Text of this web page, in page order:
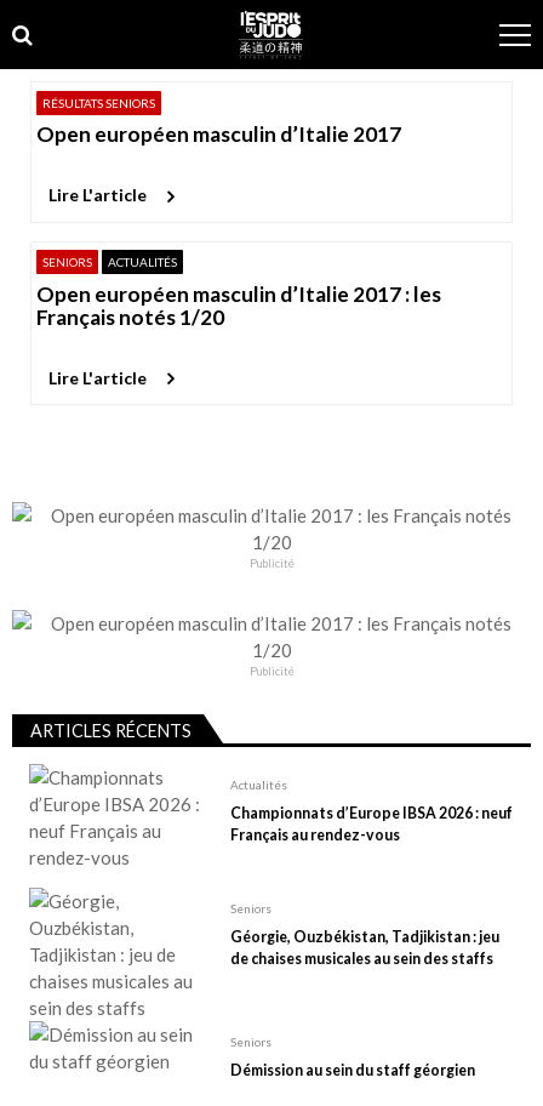
to
navigation
to
content
RÉSULTATS SENIORS
Open européen masculin d’Italie 2017
Lire L'article
SENIORS ACTUALITÉS
Open européen masculin d’Italie 2017 : les
Français notés 1/20
Lire L'article
Publicité
Publicité
ARTICLES RÉCENTS
Actualités
Championnats d’Europe IBSA 2026 : neuf
Français au rendez-vous
Seniors
Géorgie, Ouzbékistan, Tadjikistan : jeu
de chaises musicales au sein des staffs
Seniors
Démission au sein du staff géorgien